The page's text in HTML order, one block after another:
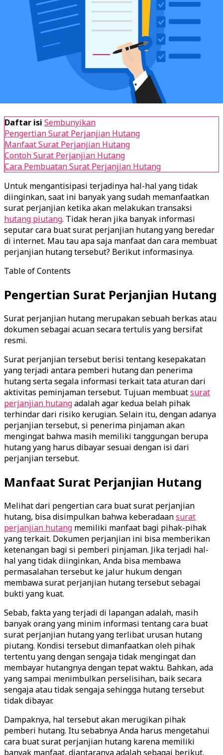
Daftar isi Sembunyikan
Pengertian Surat Perjanjian Hutang
Manfaat Surat Perjanjian Hutang
Contoh Surat Perjanjian Hutang
Cara Pembuatan Surat Perjanjian Hutang
Untuk mengantisipasi terjadinya hal-hal yang tidak
diinginkan, saat ini banyak yang sudah memanfaatkan
surat perjanjian ketika akan melakukan transaksi
hutang piutang. Tidak heran jika banyak informasi
seputar cara buat surat perjanjian hutang yang beredar
di internet. Mau tau apa saja manfaat dan cara membuat
perjanjian hutang tersebut? Berikut informasinya.
Table of Contents
Pengertian Surat Perjanjian Hutang
Surat perjanjian hutang merupakan sebuah berkas atau
dokumen sebagai acuan secara tertulis yang bersifat
resmi.
Surat perjanjian tersebut berisi tentang kesepakatan
yang terjadi antara pemberi hutang dan penerima
hutang serta segala informasi terkait tata aturan dari
aktivitas peminjaman tersebut. Tujuan membuatsurat
perjanjian hutangadalah agar kedua belah pihak
terhindar dari risiko kerugian. Selain itu, dengan adanya
perjanjian tersebut, si penerima pinjaman akan
mengingat bahwa masih memiliki tanggungan berupa
hutang yang harus dibayar sesuai dengan isi dari
perjanjian tersebut.
Manfaat Surat Perjanjian Hutang
Melihat dari pengertian cara buat surat perjanjian
hutang, bisa disimpulkan bahwa keberadaansurat
perjanjian hutang memiliki manfaat bagi pihak-pihak
yang terkait. Dokumen perjanjian ini bisa memberikan
ketenangan bagi si pemberi pinjaman. Jika terjadi hal-
hal yang tidak diinginkan, Anda bisa membawa
permasalahan tersebut ke jalur hukum dengan
membawa surat perjanjian hutang tersebut sebagai
bukti yang kuat.
Sebab, fakta yang terjadi di lapangan adalah, masih
banyak orang yang minim informasi tentang cara buat
surat perjanjian hutang yang terlibat urusan hutang
piutang. Kondisi tersebut dimanfaatkan oleh pihak
tertentu yang dengan sengaja tidak mengingat dan
membayar hutangnya dengan tepat waktu. Bahkan, ada
yang sampai menimbulkan perselisihan, baik secara
sengaja atau tidak sengaja sehingga hutang tersebut
tidak dibayar.
Dampaknya, hal tersebut akan merugikan pihak
pemberi hutang. Itu sebabnya Anda harus mengetahui
cara buat surat perjanjian hutang karena memiliki
banyak manfaat, diantaranya adalah sebagai berikut.